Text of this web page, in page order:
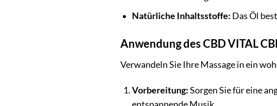
Natürliche Inhaltsstoffe: Das Öl
Anwendung des CBD VITAL
Verwandeln Sie Ihre Massage in ein
Vorbereitung:Sorgen Sie für eine